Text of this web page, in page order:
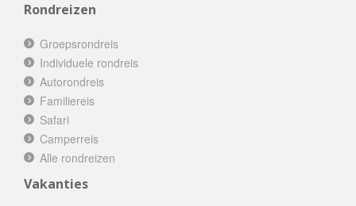
Rondreizen
Groepsrondreis
Individuele rondreis
Autorondreis
Familiereis
Safari
Camperreis
Alle rondreizen
Vakanties